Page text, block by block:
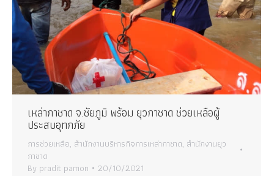
เหล่ากาชาด จ.ชัยภูมิ พร้อม ยุวกาชาด ช่วยเหลือผู้
ประสบอุทกภัย
การช่วยเหลือ, สำนักงานบริหารกิจการเหล่ากาชาด, สำนักงานยุว
กาชาด
By pradit pamon 20/10/2021